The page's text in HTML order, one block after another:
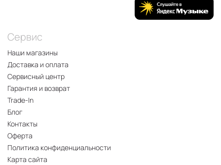
Сервис
Наши магазины
Доставка и оплата
Сервисный центр
Гарантия и возврат
Trade-In
Блог
Контакты
Оферта
Политика конфиденциальности
Карта сайта